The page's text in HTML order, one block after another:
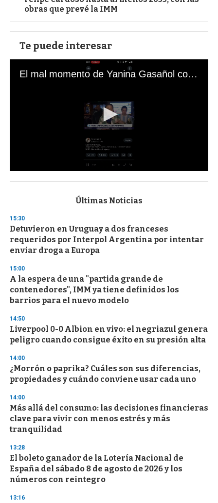
obras que prevé la IMM
Te puede interesar
El mal momento de Yanina Gasañol con un hincha argentino en "Subrayado"
s
d
s
o
f
3
s
e
c
o
n
Últimas Noticias
15:30
Detuvieron en Uruguay a dos franceses
requeridos por Interpol Argentina por intentar
enviar droga a Europa
15:00
A la espera de una "partida grande de
contenedores", IMM ya tiene definidos los
barrios para el nuevo modelo
14:50
Liverpool 0-0 Albion en vivo: el negriazul genera
peligro cuando consigue éxito en su presión alta
14:00
¿Morrón o paprika? Cuáles son sus diferencias,
propiedades y cuándo conviene usar cada uno
14:00
Más allá del consumo: las decisiones financieras
clave para vivir con menos estrés y más
tranquilidad
13:28
El boleto ganador de la Lotería Nacional de
España del sábado 8 de agosto de 2026 y los
números con reintegro
13:16